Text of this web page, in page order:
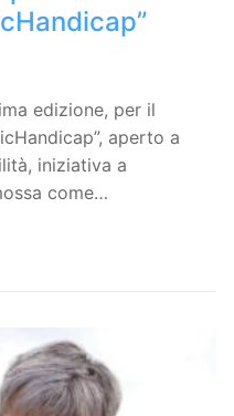
edizione, per il
aperto a
iniziativa a
come…